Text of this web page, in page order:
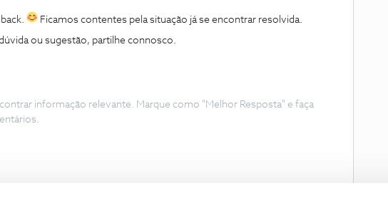
Ficamos contentes pela situação já se encontrar resolvida.
ou sugestão, partilhe connosco.
informação relevante. Marque como "Melhor Resposta" e faça